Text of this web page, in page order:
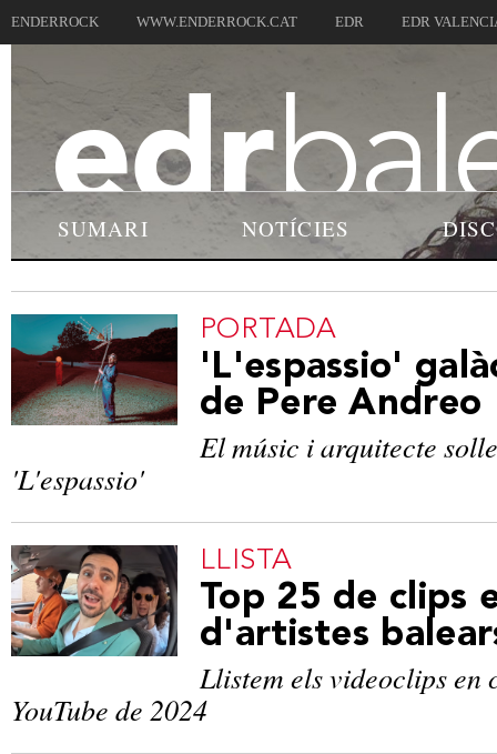
ENDERROCK WWW.ENDERROCK.CAT EDR EDR
SUMARI NOTÍCIES
PORTADA
'L'espassio'
de Pere Andreo
El músic i arquitecte
'L'espassio'
LLISTA
Top 25 de clips
d'artistes
Llistem els videoclips en
YouTube de 2024